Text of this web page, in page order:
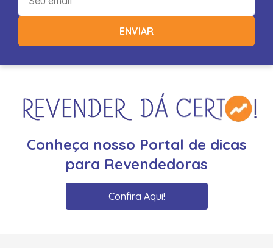
ENVIAR
Conheça nosso Portal de dicas
para Revendedoras
Confira Aqui!